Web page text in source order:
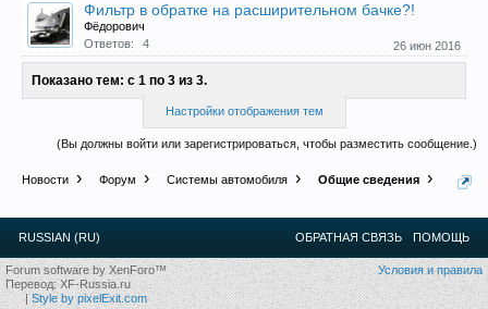
Фильтр в обратке на расширительном бачке?!
Фёдорович
Ответов:
4 26 июн 2016
Показано тем: с 1 по 3 из 3.
Настройки отображения тем
(Вы должны войти или зарегистрироваться, чтобы разместить сообщение.)
Новости Форум Системы автомобиля Общие сведения
RUSSIAN (RU) ОБРАТНАЯ СВЯЗЬ ПОМОЩЬ
Условия и правила
Forum software by XenForo™
Перевод:XF-Russia.ru
|Style by pixelExit.com